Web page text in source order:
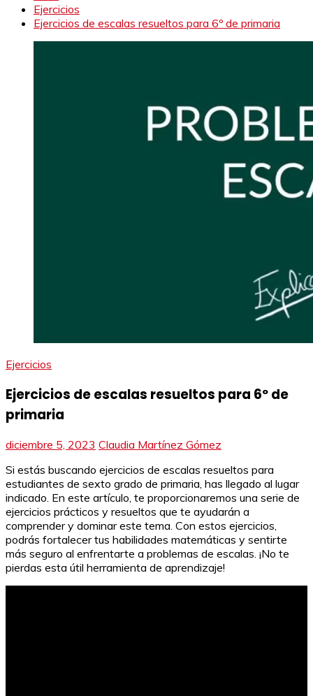
Ejercicios
Ejercicios de escalas resueltos para 6º de primaria
Ejercicios
Ejercicios de escalas resueltos para 6º de
primaria
diciembre 5, 2023 Claudia Martínez Gómez
Si estás buscando ejercicios de escalas resueltos para
estudiantes de sexto grado de primaria, has llegado al lugar
indicado. En este artículo, te proporcionaremos una serie de
ejercicios prácticos y resueltos que te ayudarán a
comprender y dominar este tema. Con estos ejercicios,
podrás fortalecer tus habilidades matemáticas y sentirte
más seguro al enfrentarte a problemas de escalas. ¡No te
pierdas esta útil herramienta de aprendizaje!